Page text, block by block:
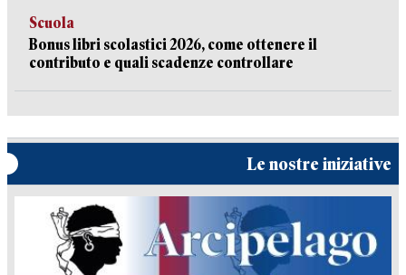
Scuola
Bonus libri scolastici 2026, come ottenere il
contributo e quali scadenze controllare
Le nostre iniziative